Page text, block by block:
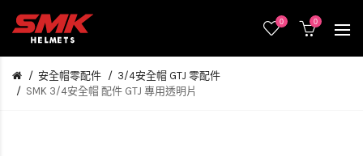
0 0
安全帽零配件
3/4安全帽 GTJ 零配件
SMK 3/4安全帽 配件 GTJ 專用透明片